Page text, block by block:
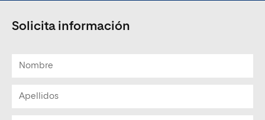
Solicita información